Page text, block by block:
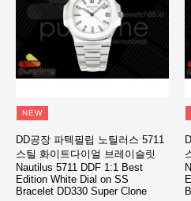
NEW
DD공장 파텍필립 노틸러스 5711
스틸 화이트다이얼 브레이슬릿
Nautilus 5711 DDF 1:1 Best
Edition White Dial on SS
Bracelet DD330 Super Clone